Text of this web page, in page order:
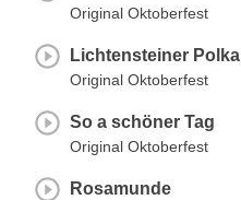
Original Oktoberfest
Lichtensteiner Polka
Original Oktoberfest
So a schöner Tag
Original Oktoberfest
Rosamunde